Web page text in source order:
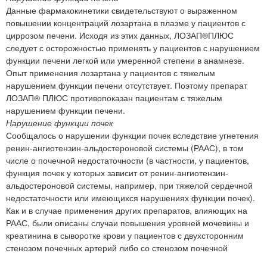
Данные фармакокинетики свидетельствуют о выраженном
повышении концентраций лозартана в плазме у пациентов с
циррозом печени. Исходя из этих данных, ЛОЗАП®ПЛЮС
следует с осторожностью применять у пациентов с нарушением
функции печени легкой или умеренной степени в анамнезе.
Опыт применения лозартана у пациентов с тяжелым
нарушением функции печени отсутствует. Поэтому препарат
ЛОЗАП® ПЛЮС противопоказан пациентам с тяжелым
нарушением функции печени.
Нарушение функции почек
Сообщалось о нарушении функции почек вследствие угнетения
ренин-ангиотензин-альдостероновой системы (РААС), в том
числе о почечной недостаточности (в частности, у пациентов,
функция почек у которых зависит от ренин-ангиотензин-
альдостероновой системы, например, при тяжелой сердечной
недостаточности или имеющихся нарушениях функции почек).
Как и в случае применения других препаратов, влияющих на
РААС, были описаны случаи повышения уровней мочевины и
креатинина в сыворотке крови у пациентов с двухсторонним
стенозом почечных артерий либо со стенозом почечной